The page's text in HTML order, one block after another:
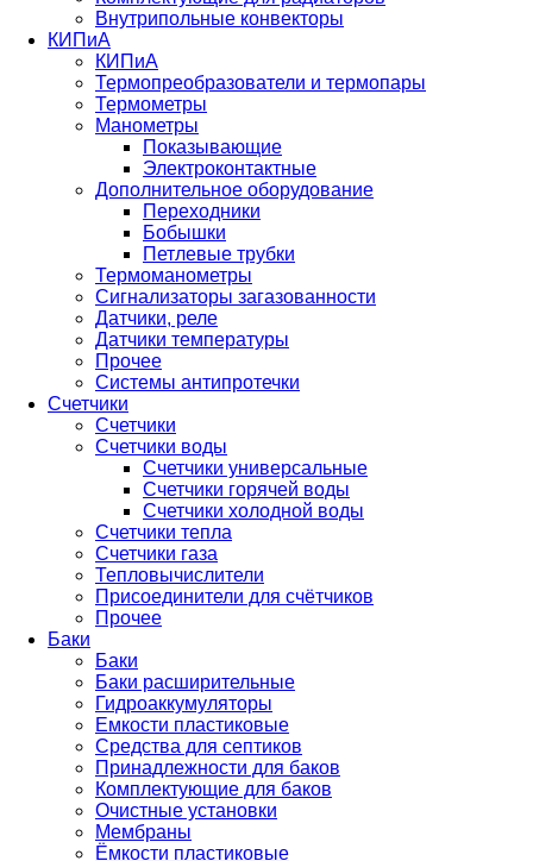
Внутрипольные конвекторы
КИПиА
КИПиА
Термопреобразователи и термопары
Термометры
Манометры
Показывающие
Электроконтактные
Дополнительное оборудование
Переходники
Бобышки
Петлевые трубки
Термоманометры
Сигнализаторы загазованности
Датчики, реле
Датчики температуры
Прочее
Системы антипротечки
Счетчики
Счетчики
Счетчики воды
Счетчики универсальные
Счетчики горячей воды
Счетчики холодной воды
Счетчики тепла
Счетчики газа
Тепловычислители
Присоединители для счётчиков
Прочее
Баки
Баки
Баки расширительные
Гидроаккумуляторы
Емкости пластиковые
Средства для септиков
Принадлежности для баков
Комплектующие для баков
Очистные установки
Мембраны
Ёмкости пластиковые